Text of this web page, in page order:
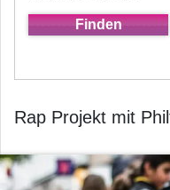
Rap Projekt mit